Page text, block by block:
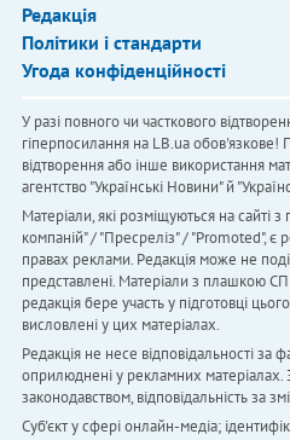
Редакція
Політики і стандарти
Угода конфіденційності
У разі повного чи часткового
гіперпосилання на LB.ua обов'язкове!
відтворення або інше використання
агентство "Українськi Новини" й
Матеріали, які розміщуються на сайті
компаній" / "Пресреліз" / "Promoted", є
правах реклами. Редакція може не
представлені. Матеріали з плашкою
редакція бере участь у підготовці
висловлені у цих матеріалах.
Редакція не несе відповідальності за
оприлюднені у рекламних матеріалах.
законодавством, відповідальність за
Cуб'єкт у сфері онлайн-медіа;